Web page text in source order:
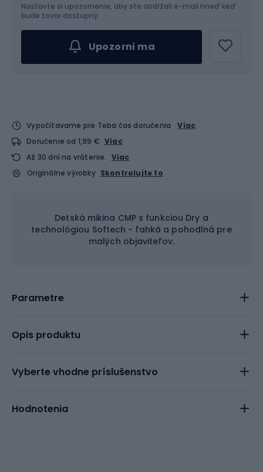
Vyber veľkosť...
Nastavte si upozornenie, aby ste obdržali e-mail hneď keď
bude tovar dostupný.
Upozorni ma
Vypočítavame pre Teba čas doručenia
Viac
Doručenie od 1,99 € Viac
Až 30 dní na vrátenie. Viac
Originálne výrobky Skontrolujte to
Detská mikina CMP s funkciou Dry a
technológiou Softech - ľahká a pohodlná pre
malých objaviteľov.
Parametre
Opis produktu
Vyberte vhodne príslušenstvo
Hodnotenia